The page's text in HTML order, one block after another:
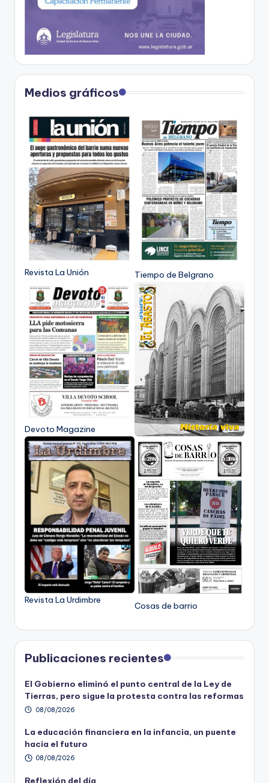
Medios gráficos
Revista La Unión Tiempo de Belgrano
Devoto Magazine
Revista La Urdimbre
Cosas de barrio
Publicaciones recientes
El Gobierno eliminó el punto central de la Ley de
Tierras, pero sigue la protesta contra las reformas
08/08/2026
La educación financiera en la infancia, un puente
hacia el futuro
08/08/2026
Reflexión del día